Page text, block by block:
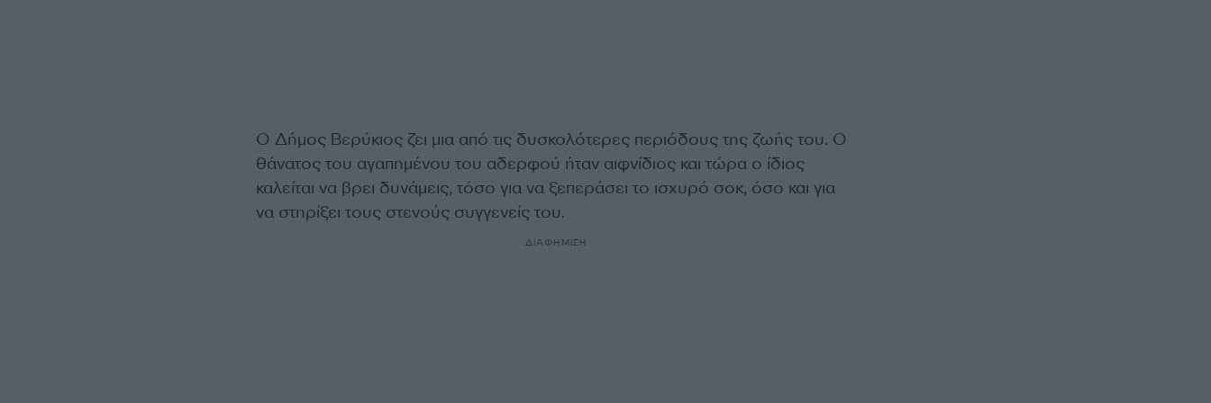
Ο Δήμος Βερύκιος ζει μια από τις δυσκολότερες περιόδους της ζωής του. Ο
θάνατος του αγαπημένου του αδερφού ήταν αιφνίδιος και τώρα ο ίδιος
καλείται να βρει δυνάμεις, τόσο για να ξεπεράσει το ισχυρό σοκ, όσο και για
να στηρίξει τους στενούς συγγενείς του.
ΔΙΑΦΗΜΙΣΗ